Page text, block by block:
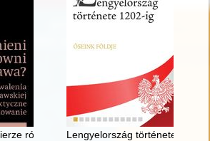
równi wobec prawa? : okoliczności
Lengyelország története 1202-